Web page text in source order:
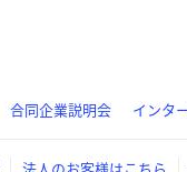
合同企業説明会 インタ